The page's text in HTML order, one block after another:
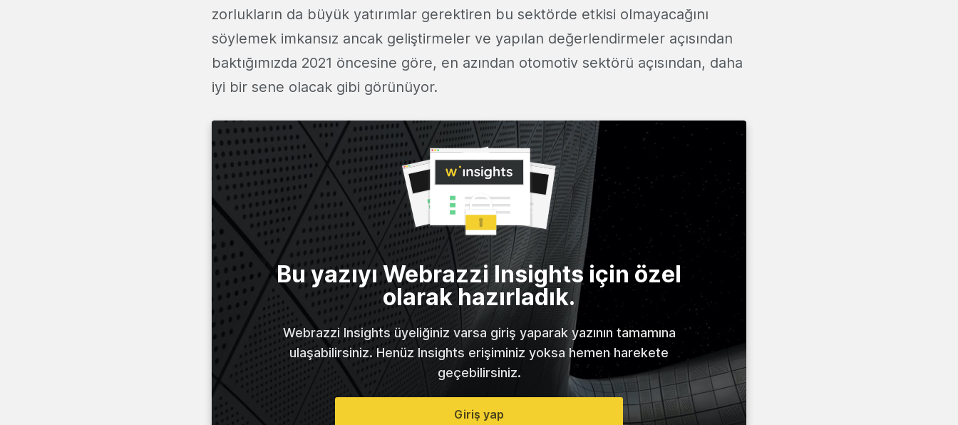
zorlukların da büyük yatırımlar gerektiren bu sektörde etkisi olmayacağını
söylemek imkansız ancak geliştirmeler ve yapılan değerlendirmeler açısından
baktığımızda 2021 öncesine göre, en azından otomotiv sektörü açısından, daha
iyi bir sene olacak gibi görünüyor.
Bu yazıyı Webrazzi Insights için özel
olarak hazırladık.
Webrazzi Insights üyeliğiniz varsa giriş yaparak yazının tamamına
ulaşabilirsiniz. Henüz Insights erişiminiz yoksa hemen harekete
geçebilirsiniz.
Giriş yap